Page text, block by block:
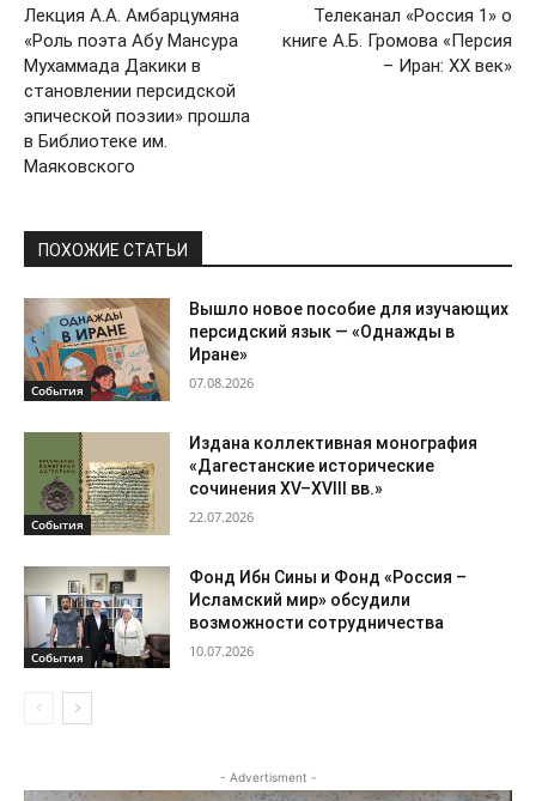
Лекция А.А. Амбарцумяна
«Роль поэта Абу Мансура
Мухаммада Дакики в
становлении персидской
эпической поэзии» прошла
в Библиотеке им.
Маяковского
Телеканал «Россия 1» о
книге А.Б. Громова «Персия
– Иран: XX век»
ПОХОЖИЕ СТАТЬИ
События
Вышло новое пособие для изучающих
персидский язык — «Однажды в
Иране»
07.08.2026
События
Издана коллективная монография
«Дагестанские исторические
сочинения XV–XVIII вв.»
22.07.2026
События
Фонд Ибн Сины и Фонд «Россия –
Исламский мир» обсудили
возможности сотрудничества
10.07.2026
- Advertisment -